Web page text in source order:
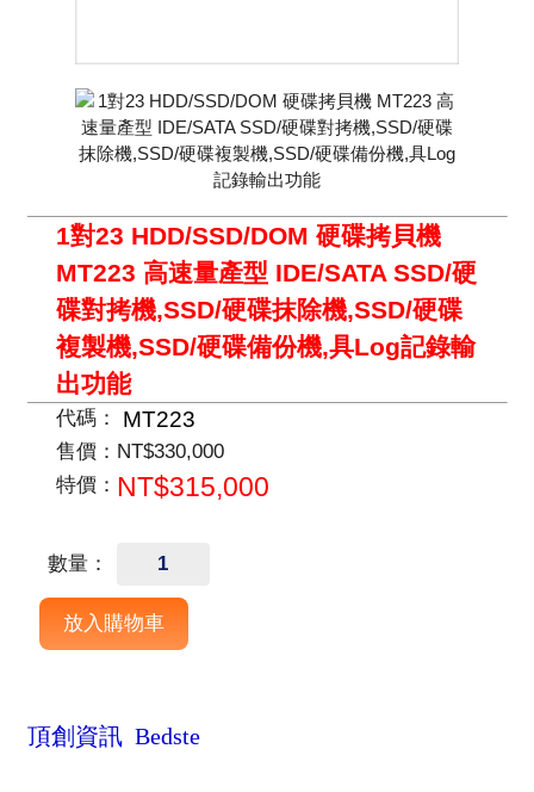
1對23 HDD/SSD/DOM 硬碟拷貝機
MT223 高速量產型 IDE/SATA SSD/硬
碟對拷機,SSD/硬碟抹除機,SSD/硬碟
複製機,SSD/硬碟備份機,具Log記錄輸
出功能
代碼： MT223
售價： NT$330,000
特價： NT$315,000
數量：
頂創資訊 Bedste